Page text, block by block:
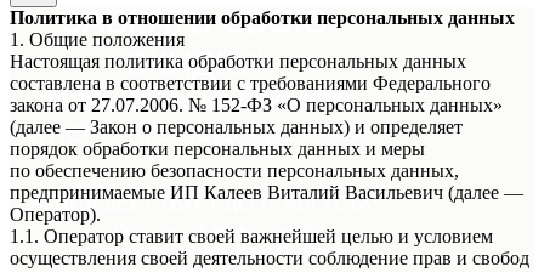
ЗАБРАТЬ СВОЮ
СКИДКУ!
ЗАПИШИТЕСЬ НА ПРИМЕРКУ
И ПОЛУЧИТЕ СКИДКУ ДО 4500₽!
АКЦИЯ ДЕЙСТВУЕТ ДО 10 АВГУСТА!
* Подробности акции уточняйте у
Стилистов Консультантов Магазина!
Политика в отношении обработки персональных данных
1. Общие положения
Настоящая политика обработки персональных данных
составлена в соответствии с требованиями Федерального
закона от 27.07.2006. № 152-ФЗ «О персональных данных»
(далее — Закон о персональных данных) и определяет
порядок обработки персональных данных и меры
по обеспечению безопасности персональных данных,
предпринимаемые ИП Калеев Виталий Васильевич (далее —
Оператор).
1.1. Оператор ставит своей важнейшей целью и условием
осуществления своей деятельности соблюдение прав и свобод